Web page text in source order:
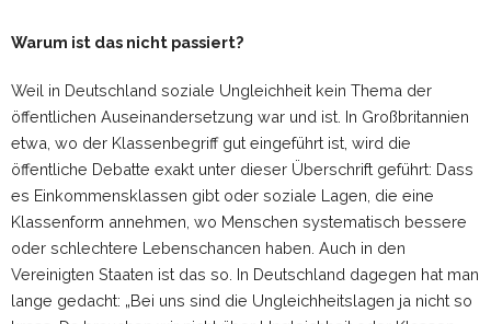
Warum ist das nicht passiert?
Weil in Deutschland soziale Ungleichheit kein Thema der
öffentlichen Auseinandersetzung war und ist. In Großbritannien
etwa, wo der Klassenbegriff gut eingeführt ist, wird die
öffentliche Debatte exakt unter dieser Überschrift geführt: Dass
es Einkommensklassen gibt oder soziale Lagen, die eine
Klassenform annehmen, wo Menschen systematisch bessere
oder schlechtere Lebenschancen haben. Auch in den
Vereinigten Staaten ist das so. In Deutschland dagegen hat man
lange gedacht: „Bei uns sind die Ungleichheitslagen ja nicht so